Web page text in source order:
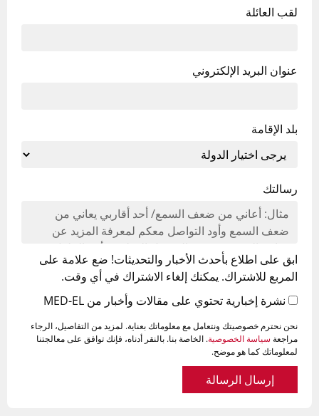
لقب العائلة
عنوان البريد الإلكتروني
بلد الإقامة
رسالتك
ابق على اطلاع بأحدث الأخبار والتحديثات! ضع علامة على
المربع للاشتراك. يمكنك إلغاء الاشتراك في أي وقت.
نشرة إخبارية تحتوي على مقالات وأخبار من MED-EL
نحن نحترم خصوصيتك ونتعامل مع معلوماتك بعناية. لمزيد من التفاصيل، الرجاء
مراجعة سياسة الخصوصية. الخاصة بنا. بالنقر أدناه، فإنك توافق على معالجتنا
لمعلوماتك كما هو موضح.
إرسال الرسالة